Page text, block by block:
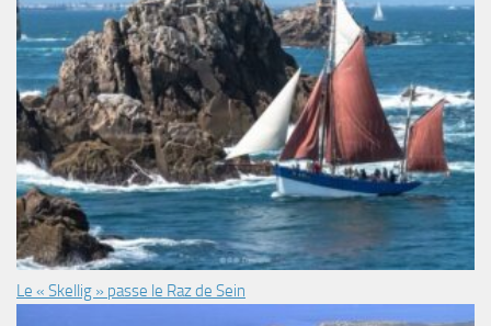
Le « Skellig » passe le Raz de Sein